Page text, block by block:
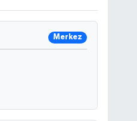
Merkez